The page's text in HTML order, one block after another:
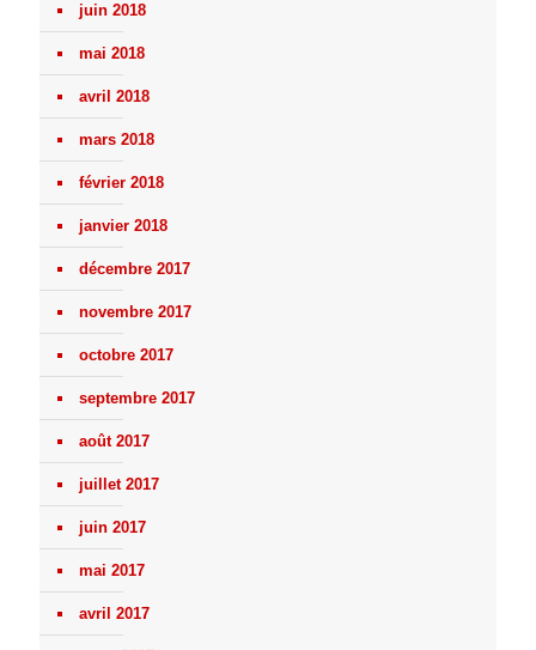
juin 2018
mai 2018
avril 2018
mars 2018
février 2018
janvier 2018
décembre 2017
novembre 2017
octobre 2017
septembre 2017
août 2017
juillet 2017
juin 2017
mai 2017
avril 2017